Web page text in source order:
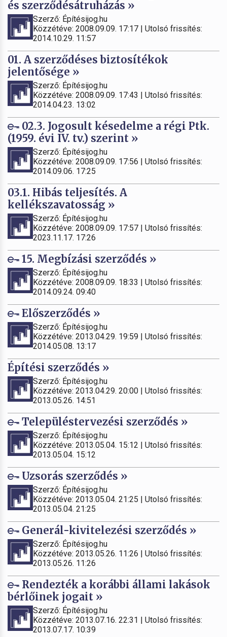
és szerződésátruházás »
Szerző: Építésijog.hu
Közzétéve: 2008.09.09. 17:17 | Utolsó frissítés:
2014.10.29. 11:57
01. A szerződéses biztosítékok
jelentősége »
Szerző: Építésijog.hu
Közzétéve: 2008.09.09. 17:43 | Utolsó frissítés:
2014.04.23. 13:02
02.3. Jogosult késedelme a régi Ptk.
(1959. évi IV. tv.) szerint »
Szerző: Építésijog.hu
Közzétéve: 2008.09.09. 17:56 | Utolsó frissítés:
2014.09.06. 17:25
03.1. Hibás teljesítés. A
kellékszavatosság »
Szerző: Építésijog.hu
Közzétéve: 2008.09.09. 17:57 | Utolsó frissítés:
2023.11.17. 17:26
15. Megbízási szerződés »
Szerző: Építésijog.hu
Közzétéve: 2008.09.09. 18:33 | Utolsó frissítés:
2014.09.24. 09:40
Előszerződés »
Szerző: Építésijog.hu
Közzétéve: 2013.04.29. 19:59 | Utolsó frissítés:
2014.05.08. 13:17
Építési szerződés »
Szerző: Építésijog.hu
Közzétéve: 2013.04.29. 20:00 | Utolsó frissítés:
2013.05.26. 14:51
Településtervezési szerződés »
Szerző: Építésijog.hu
Közzétéve: 2013.05.04. 15:12 | Utolsó frissítés:
2013.05.04. 15:12
Uzsorás szerződés »
Szerző: Építésijog.hu
Közzétéve: 2013.05.04. 21:25 | Utolsó frissítés:
2013.05.04. 21:25
Generál-kivitelezési szerződés »
Szerző: Építésijog.hu
Közzétéve: 2013.05.26. 11:26 | Utolsó frissítés:
2013.05.26. 11:26
Rendezték a korábbi állami lakások
bérlőinek jogait »
Szerző: Építésijog.hu
Közzétéve: 2013.07.16. 22:31 | Utolsó frissítés:
2013.07.17. 10:39